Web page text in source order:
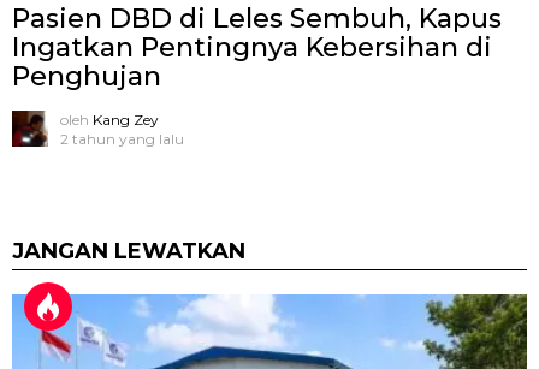
Pasien DBD di Leles Sembuh, Kapus
Ingatkan Pentingnya Kebersihan di
Penghujan
oleh Kang Zey
2 tahun yang lalu
JANGAN LEWATKAN